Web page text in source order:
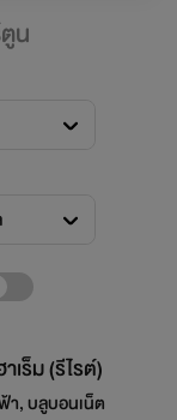
น
เร็ม (รีไรต์)
า, บลูบอนเน็ต